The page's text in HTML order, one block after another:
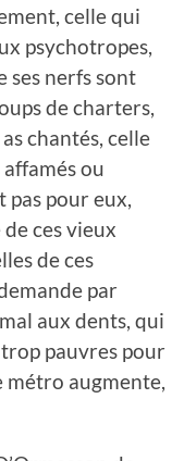
celle qui
psychotropes,
ses nerfs sont
de charters,
chantés, celle
ou
pas pour eux,
ces vieux
de ces
par
aux dents, qui
pauvres pour
métro augmente,